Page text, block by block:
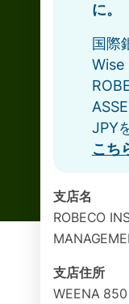
に。
国際
Wise
JPY
こち
支店名
ROBECO
支店住所
WEENA 850